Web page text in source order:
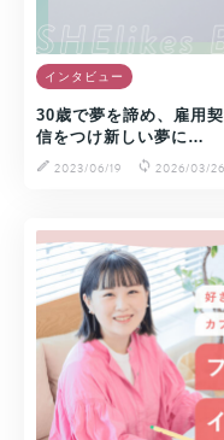
インタビュー
30歳で夢を諦め、雇用
信をつけ新しい夢に…
2023/06/19
2026/03/26